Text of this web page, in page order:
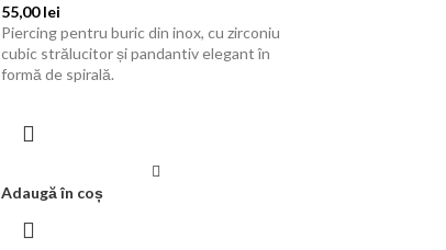
55,00lei
Piercing pentru buric din inox, cu zirconiu
cubic strălucitor și pandantiv elegant în
formă de spirală.
Adaugă în coș